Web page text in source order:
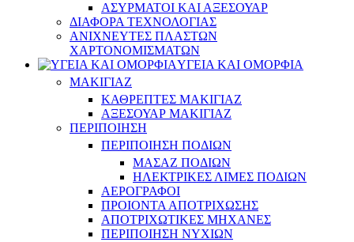
ΑΣΥΡΜΑΤΟΙ ΚΑΙ ΑΞΕΣΟΥΑΡ
ΔΙΑΦΟΡΑ ΤΕΧΝΟΛΟΓΙΑΣ
ΑΝΙΧΝΕΥΤΕΣ ΠΛΑΣΤΩΝ
ΧΑΡΤΟΝΟΜΙΣΜΑΤΩΝ
ΥΓΕΙΑ ΚΑΙ ΟΜΟΡΦΙΑ
ΜΑΚΙΓΙΑΖ
ΚΑΘΡΕΠΤΕΣ ΜΑΚΙΓΙΑΖ
ΑΞΕΣΟΥΑΡ ΜΑΚΙΓΙΑΖ
ΠΕΡΙΠΟΙΗΣΗ
ΠΕΡΙΠΟΙΗΣΗ ΠΟΔΙΩΝ
ΜΑΣΑΖ ΠΟΔΙΩΝ
ΗΛΕΚΤΡΙΚΕΣ ΛΙΜΕΣ ΠΟΔΙΩΝ
ΑΕΡΟΓΡΑΦΟΙ
ΠΡΟΙΟΝΤΑ ΑΠΟΤΡΙΧΩΣΗΣ
ΑΠΟΤΡΙΧΩΤΙΚΕΣ ΜΗΧΑΝΕΣ
ΠΕΡΙΠΟΙΗΣΗ ΝΥΧΙΩΝ